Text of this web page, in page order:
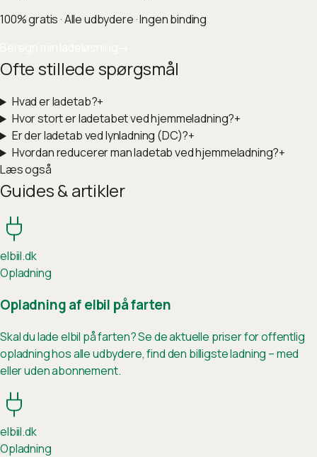
100% gratis · Alle udbydere · Ingen binding
Ofte stillede spørgsmål
Hvad er ladetab?+
Hvor stort er ladetabet ved hjemmeladning?+
Er der ladetab ved lynladning (DC)?+
Hvordan reducerer man ladetab ved hjemmeladning?+
Læs også
Guides & artikler
elbiil.dk
Opladning
Opladning af elbil på farten
Skal du lade elbil på farten? Se de aktuelle priser for offentlig
opladning hos alle udbydere, find den billigste ladning – med
eller uden abonnement.
elbiil.dk
Opladning